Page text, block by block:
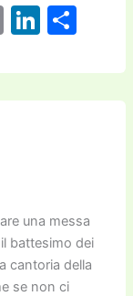
C
p
y
Li
k
e
C
n
di
una messa
battesimo dei
cantoria della
se non ci